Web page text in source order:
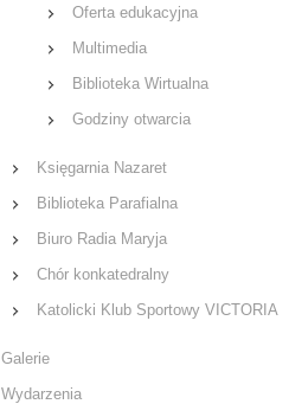
Oferta edukacyjna
Multimedia
Biblioteka Wirtualna
Godziny otwarcia
Księgarnia Nazaret
Biblioteka Parafialna
Biuro Radia Maryja
Chór konkatedralny
Katolicki Klub Sportowy VICTORIA
Galerie
Wydarzenia